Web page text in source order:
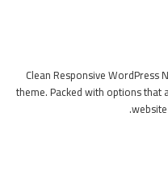
Clean Responsive WordPress
theme. Packed with options